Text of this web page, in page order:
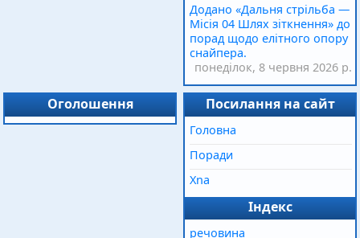
Додано «Дальня стрільба —
Місія 04 Шлях зіткнення» до
порад щодо елітного опору
снайпера.
понеділок, 8 червня 2026 р.
Оголошення Посилання на сайт
Головна
Поради
Xna
Індекс
речовина